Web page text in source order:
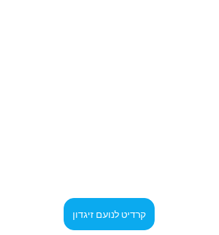
קרדיט לנועם זיגדון